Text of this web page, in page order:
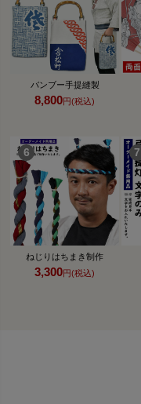
バンブー手提縫製
8,800円(税込)
ねじりはちまき制作
3,300円(税込)